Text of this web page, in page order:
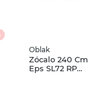
Oblak
Zócalo 240 Cm
Eps SL72 RP